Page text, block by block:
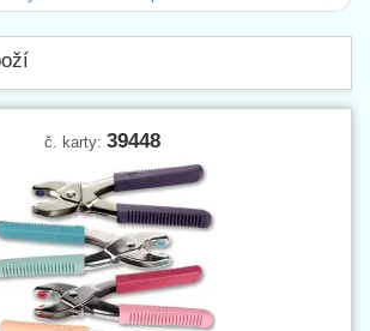
č. karty: 39448